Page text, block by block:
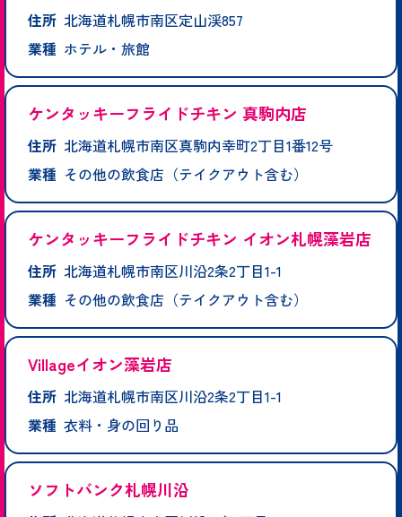
住所 北海道札幌市南区定山渓857
業種 ホテル・旅館
ケンタッキーフライドチキン 真駒内店
住所 北海道札幌市南区真駒内幸町2丁目1番12号
業種 その他の飲食店（テイクアウト含む）
ケンタッキーフライドチキン イオン札幌藻岩店
住所 北海道札幌市南区川沿2条2丁目1-1
業種 その他の飲食店（テイクアウト含む）
Villageイオン藻岩店
住所 北海道札幌市南区川沿2条2丁目1-1
業種 衣料・身の回り品
ソフトバンク札幌川沿